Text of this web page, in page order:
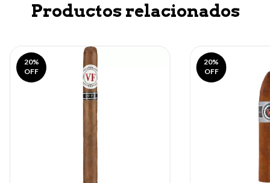
Productos relacionados
20%
OFF
20%
OFF